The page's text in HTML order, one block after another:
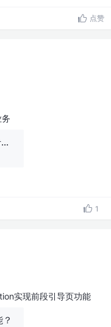
点赞
Go微服务架构系列--gin框架(上) | 🏆 技术专题第二期征文
1
实现前段引导页功能